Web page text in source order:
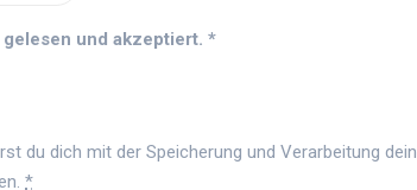
gelesen und akzeptiert. *
du dich mit der Speicherung und Verarbeitung
*